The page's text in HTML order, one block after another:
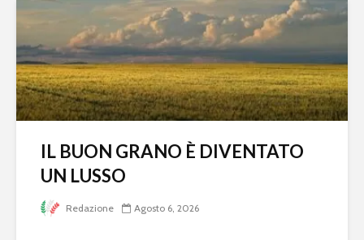
IL BUON GRANO È DIVENTATO
UN LUSSO
Redazione Agosto 6, 2026